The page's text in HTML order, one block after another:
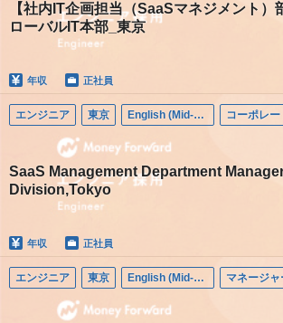
【社内IT企画担当（SaaSマネジメント）
ローバルIT本部_東京
年収 正社員
エンジニア 東京 English (Mid-career)
SaaS Management Department
Division,Tokyo
年収 正社員
エンジニア 東京 English (Mid-career)